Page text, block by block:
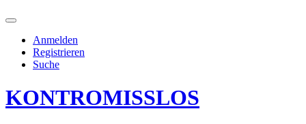
Anmelden
Registrieren
Suche
KONTROMISSLOS